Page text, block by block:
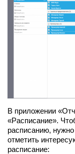
В приложении
«Расписание».
расписанию,
отметить
расписание: